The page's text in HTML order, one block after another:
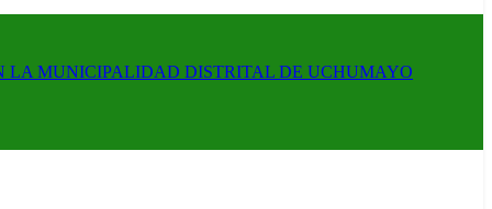
LA MUNICIPALIDAD DISTRITAL DE UCHUMAYO